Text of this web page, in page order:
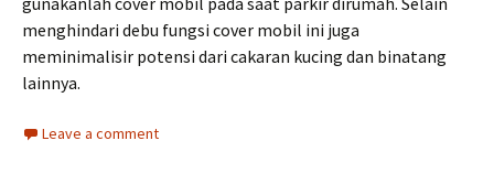
menghindari debu fungsi cover mobil ini juga
meminimalisir potensi dari cakaran kucing dan binatang
lainnya.
Leave a comment